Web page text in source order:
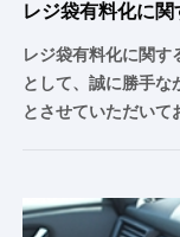
レジ袋有料化に
レジ袋有料化に関
として、誠に勝手
とさせていただい